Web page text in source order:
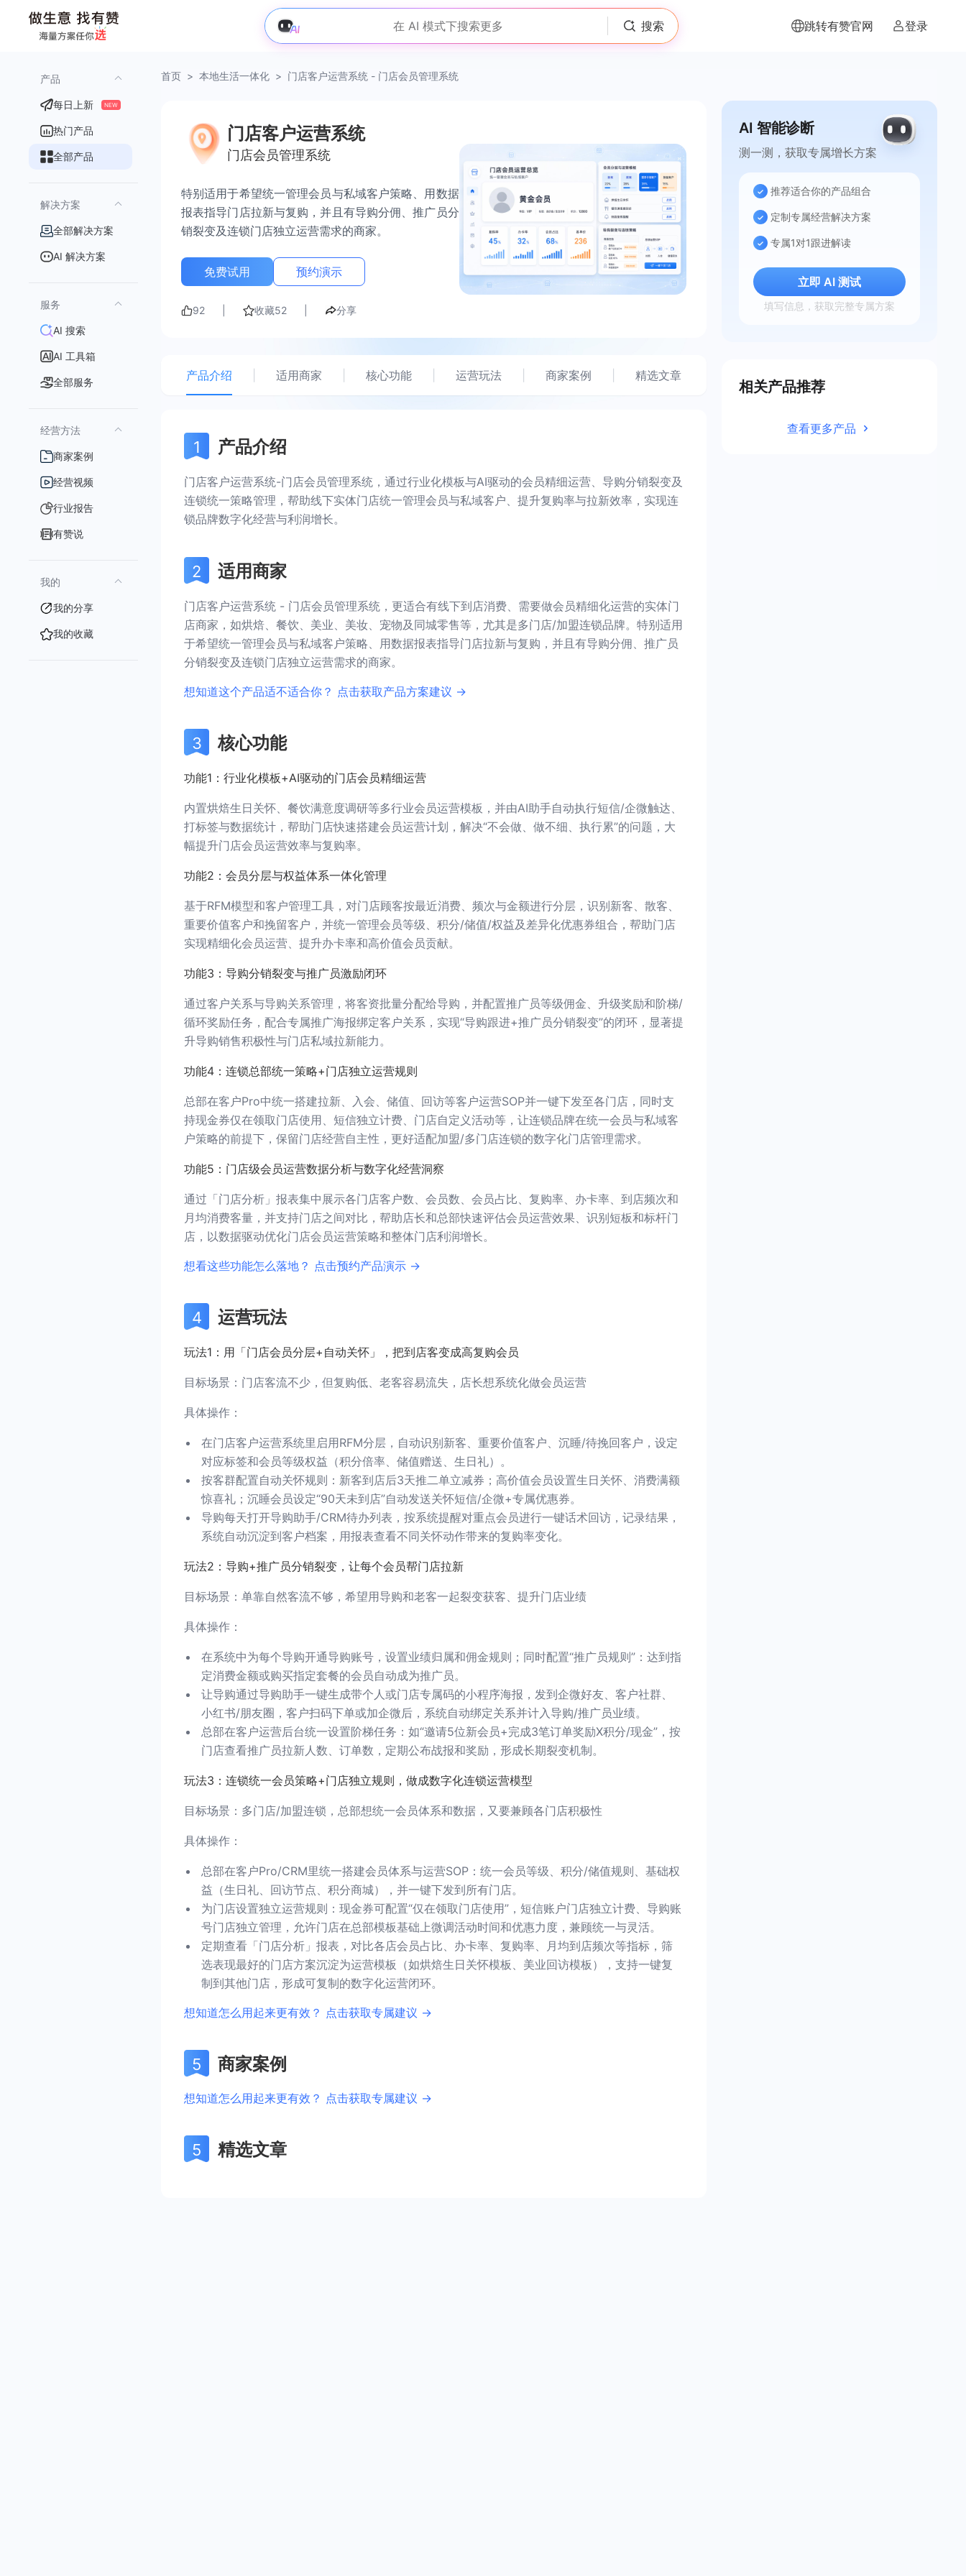
在 AI 模式下搜索更多 搜索 跳转有赞官网 登录
产品
每日上新 NEW
热门产品
全部产品
解决方案
全部解决方案
AI 解决方案
服务
AI 搜索
AI 工具箱
全部服务
经营方法
商家案例
经营视频
行业报告
有赞说
我的
我的分享
我的收藏
首页 > 本地生活一体化 > 门店客户运营系统 - 门店会员管理系统
门店客户运营系统
门店会员管理系统
特别适用于希望统一管理会员与私域客户策略、用数据
报表指导门店拉新与复购，并且有导购分佣、推广员分
销裂变及连锁门店独立运营需求的商家。
免费试用 预约演示
92 收藏52 分享
产品介绍 适用商家 核心功能 运营玩法 商家案例 精选文章
产品介绍
门店客户运营系统-门店会员管理系统，通过行业化模板与AI驱动的会员精细运营、导购分销裂变及
连锁统一策略管理，帮助线下实体门店统一管理会员与私域客户、提升复购率与拉新效率，实现连
锁品牌数字化经营与利润增长。
适用商家
门店客户运营系统 - 门店会员管理系统，更适合有线下到店消费、需要做会员精细化运营的实体门
店商家，如烘焙、餐饮、美业、美妆、宠物及同城零售等，尤其是多门店/加盟连锁品牌。特别适用
于希望统一管理会员与私域客户策略、用数据报表指导门店拉新与复购，并且有导购分佣、推广员
分销裂变及连锁门店独立运营需求的商家。
想知道这个产品适不适合你？ 点击获取产品方案建议 →
核心功能
功能1：行业化模板+AI驱动的门店会员精细运营
内置烘焙生日关怀、餐饮满意度调研等多行业会员运营模板，并由AI助手自动执行短信/企微触达、
打标签与数据统计，帮助门店快速搭建会员运营计划，解决“不会做、做不细、执行累”的问题，大
幅提升门店会员运营效率与复购率。
功能2：会员分层与权益体系一体化管理
基于RFM模型和客户管理工具，对门店顾客按最近消费、频次与金额进行分层，识别新客、散客、
重要价值客户和挽留客户，并统一管理会员等级、积分/储值/权益及差异化优惠券组合，帮助门店
实现精细化会员运营、提升办卡率和高价值会员贡献。
功能3：导购分销裂变与推广员激励闭环
通过客户关系与导购关系管理，将客资批量分配给导购，并配置推广员等级佣金、升级奖励和阶梯/
循环奖励任务，配合专属推广海报绑定客户关系，实现“导购跟进+推广员分销裂变”的闭环，显著提
升导购销售积极性与门店私域拉新能力。
功能4：连锁总部统一策略+门店独立运营规则
总部在客户Pro中统一搭建拉新、入会、储值、回访等客户运营SOP并一键下发至各门店，同时支
持现金券仅在领取门店使用、短信独立计费、门店自定义活动等，让连锁品牌在统一会员与私域客
户策略的前提下，保留门店经营自主性，更好适配加盟/多门店连锁的数字化门店管理需求。
功能5：门店级会员运营数据分析与数字化经营洞察
通过「门店分析」报表集中展示各门店客户数、会员数、会员占比、复购率、办卡率、到店频次和
月均消费客量，并支持门店之间对比，帮助店长和总部快速评估会员运营效果、识别短板和标杆门
店，以数据驱动优化门店会员运营策略和整体门店利润增长。
想看这些功能怎么落地？ 点击预约产品演示 →
运营玩法
玩法1：用「门店会员分层+自动关怀」，把到店客变成高复购会员
目标场景：门店客流不少，但复购低、老客容易流失，店长想系统化做会员运营
具体操作：
在门店客户运营系统里启用RFM分层，自动识别新客、重要价值客户、沉睡/待挽回客户，设定
对应标签和会员等级权益（积分倍率、储值赠送、生日礼）。
按客群配置自动关怀规则：新客到店后3天推二单立减券；高价值会员设置生日关怀、消费满额
惊喜礼；沉睡会员设定“90天未到店”自动发送关怀短信/企微+专属优惠券。
导购每天打开导购助手/CRM待办列表，按系统提醒对重点会员进行一键话术回访，记录结果，
系统自动沉淀到客户档案，用报表查看不同关怀动作带来的复购率变化。
玩法2：导购+推广员分销裂变，让每个会员帮门店拉新
目标场景：单靠自然客流不够，希望用导购和老客一起裂变获客、提升门店业绩
具体操作：
在系统中为每个导购开通导购账号，设置业绩归属和佣金规则；同时配置“推广员规则”：达到指
定消费金额或购买指定套餐的会员自动成为推广员。
让导购通过导购助手一键生成带个人或门店专属码的小程序海报，发到企微好友、客户社群、
小红书/朋友圈，客户扫码下单或加企微后，系统自动绑定关系并计入导购/推广员业绩。
总部在客户运营后台统一设置阶梯任务：如“邀请5位新会员+完成3笔订单奖励X积分/现金”，按
门店查看推广员拉新人数、订单数，定期公布战报和奖励，形成长期裂变机制。
玩法3：连锁统一会员策略+门店独立规则，做成数字化连锁运营模型
目标场景：多门店/加盟连锁，总部想统一会员体系和数据，又要兼顾各门店积极性
具体操作：
总部在客户Pro/CRM里统一搭建会员体系与运营SOP：统一会员等级、积分/储值规则、基础权
益（生日礼、回访节点、积分商城），并一键下发到所有门店。
为门店设置独立运营规则：现金券可配置“仅在领取门店使用”，短信账户门店独立计费、导购账
号门店独立管理，允许门店在总部模板基础上微调活动时间和优惠力度，兼顾统一与灵活。
定期查看「门店分析」报表，对比各店会员占比、办卡率、复购率、月均到店频次等指标，筛
选表现最好的门店方案沉淀为运营模板（如烘焙生日关怀模板、美业回访模板），支持一键复
制到其他门店，形成可复制的数字化运营闭环。
想知道怎么用起来更有效？ 点击获取专属建议 →
商家案例
想知道怎么用起来更有效？ 点击获取专属建议 →
精选文章
AI 智能诊断
测一测，获取专属增长方案
推荐适合你的产品组合
定制专属经营解决方案
专属1对1跟进解读
立即 AI 测试
填写信息，获取完整专属方案
相关产品推荐
查看更多产品